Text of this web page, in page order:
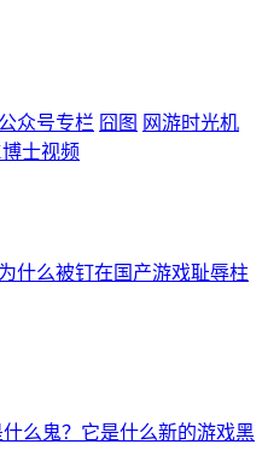
公众号专栏 囧图 网游时光机
士视频
什么被钉在国产游戏耻辱柱
么鬼？它是什么新的游戏黑